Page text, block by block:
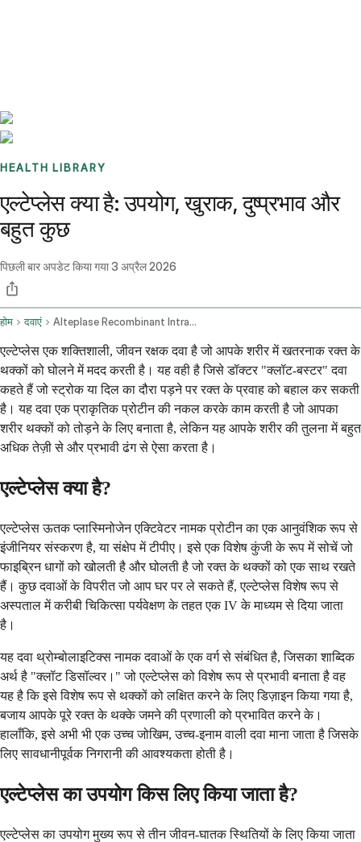
HEALTH LIBRARY
एल्टेप्लेस क्या है: उपयोग, खुराक, दुष्प्रभाव और
बहुत कुछ
पिछली बार अपडेट किया गया3 अप्रैल 2026
होम दवाएं Alteplase Recombinant Intravenous Route
एल्टेप्लेस एक शक्तिशाली, जीवन रक्षक दवा है जो आपके शरीर में खतरनाक रक्त के
थक्कों को घोलने में मदद करती है। यह वही है जिसे डॉक्टर "क्लॉट-बस्टर" दवा
कहते हैं जो स्ट्रोक या दिल का दौरा पड़ने पर रक्त के प्रवाह को बहाल कर सकती
है। यह दवा एक प्राकृतिक प्रोटीन की नकल करके काम करती है जो आपका
शरीर थक्कों को तोड़ने के लिए बनाता है, लेकिन यह आपके शरीर की तुलना में बहुत
अधिक तेज़ी से और प्रभावी ढंग से ऐसा करता है।
एल्टेप्लेस क्या है?
एल्टेप्लेस ऊतक प्लास्मिनोजेन एक्टिवेटर नामक प्रोटीन का एक आनुवंशिक रूप से
इंजीनियर संस्करण है, या संक्षेप में टीपीए। इसे एक विशेष कुंजी के रूप में सोचें जो
फाइब्रिन धागों को खोलती है और घोलती है जो रक्त के थक्कों को एक साथ रखते
हैं। कुछ दवाओं के विपरीत जो आप घर पर ले सकते हैं, एल्टेप्लेस विशेष रूप से
अस्पताल में करीबी चिकित्सा पर्यवेक्षण के तहत एक IV के माध्यम से दिया जाता
है।
यह दवा थ्रोम्बोलाइटिक्स नामक दवाओं के एक वर्ग से संबंधित है, जिसका शाब्दिक
अर्थ है "क्लॉट डिसॉल्वर।" जो एल्टेप्लेस को विशेष रूप से प्रभावी बनाता है वह
यह है कि इसे विशेष रूप से थक्कों को लक्षित करने के लिए डिज़ाइन किया गया है,
बजाय आपके पूरे रक्त के थक्के जमने की प्रणाली को प्रभावित करने के।
हालाँकि, इसे अभी भी एक उच्च जोखिम, उच्च-इनाम वाली दवा माना जाता है जिसके
लिए सावधानीपूर्वक निगरानी की आवश्यकता होती है।
एल्टेप्लेस का उपयोग किस लिए किया जाता है?
एल्टेप्लेस का उपयोग मुख्य रूप से तीन जीवन-घातक स्थितियों के लिए किया जाता